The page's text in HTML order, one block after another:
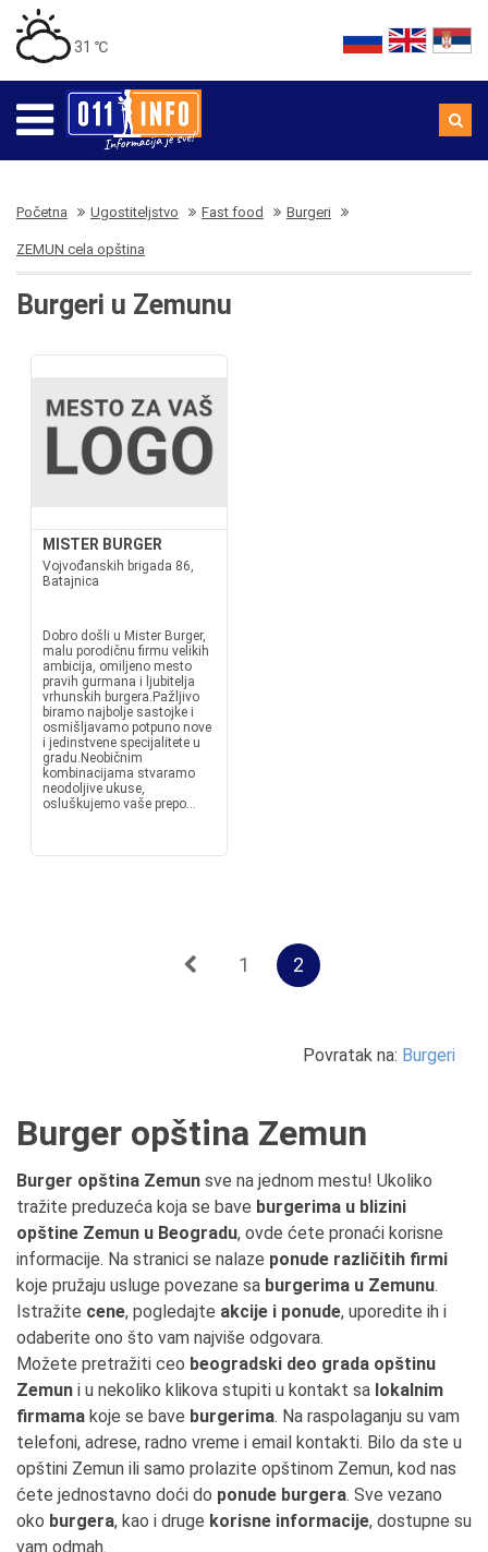
31 ℃
Početna Ugostiteljstvo Fast food Burgeri
ZEMUN cela opština
Burgeri u Zemunu
MISTER BURGER
Vojvođanskih brigada 86,
Batajnica
Dobro došli u Mister Burger,
malu porodičnu firmu velikih
ambicija, omiljeno mesto
pravih gurmana i ljubitelja
vrhunskih burgera.Pažljivo
biramo najbolje sastojke i
osmišljavamo potpuno nove
i jedinstvene specijalitete u
gradu.Neobičnim
kombinacijama stvaramo
neodoljive ukuse,
osluškujemo vaše prepo...
1 2
Povratak na: Burgeri
Burger opština Zemun
Burger opština Zemun sve na jednom mestu! Ukoliko
tražite preduzeća koja se bave burgerima u blizini
opštine Zemun u Beogradu, ovde ćete pronaći korisne
informacije. Na stranici se nalaze ponude različitih firmi
koje pružaju usluge povezane sa burgerima u Zemunu.
Istražite cene, pogledajte akcije i ponude, uporedite ih i
odaberite ono što vam najviše odgovara.
Možete pretražiti ceo beogradski deo grada opštinu
Zemun i u nekoliko klikova stupiti u kontakt sa lokalnim
firmama koje se bave burgerima. Na raspolaganju su vam
telefoni, adrese, radno vreme i email kontakti. Bilo da ste u
opštini Zemun ili samo prolazite opštinom Zemun, kod nas
ćete jednostavno doći do ponude burgera. Sve vezano
oko burgera, kao i druge korisne informacije, dostupne su
vam odmah.